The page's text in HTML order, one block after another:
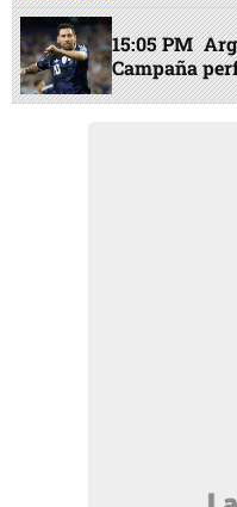
15:05 PM
Campaña